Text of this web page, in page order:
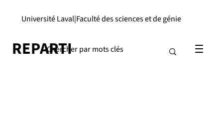
REPARTI
|
Université Laval Faculté des sciences et de génie